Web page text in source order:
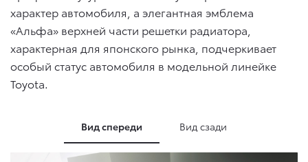
характер автомобиля, а элегантная эмблема
«Альфа» верхней части решетки радиатора,
характерная для японского рынка, подчеркивает
особый статус автомобиля в модельной линейке
Toyota.
Вид спереди Вид сзади